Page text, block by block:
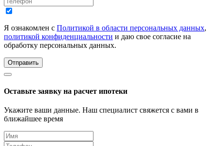
Я ознакомлен с Политикой в области персональных данных,
политикой конфиденциальности и даю свое согласие на
обработку персональных данных.
Отправить
Оставьте заявку на расчет ипотеки
Укажите ваши данные. Наш специалист свяжется с вами в
ближайшее время